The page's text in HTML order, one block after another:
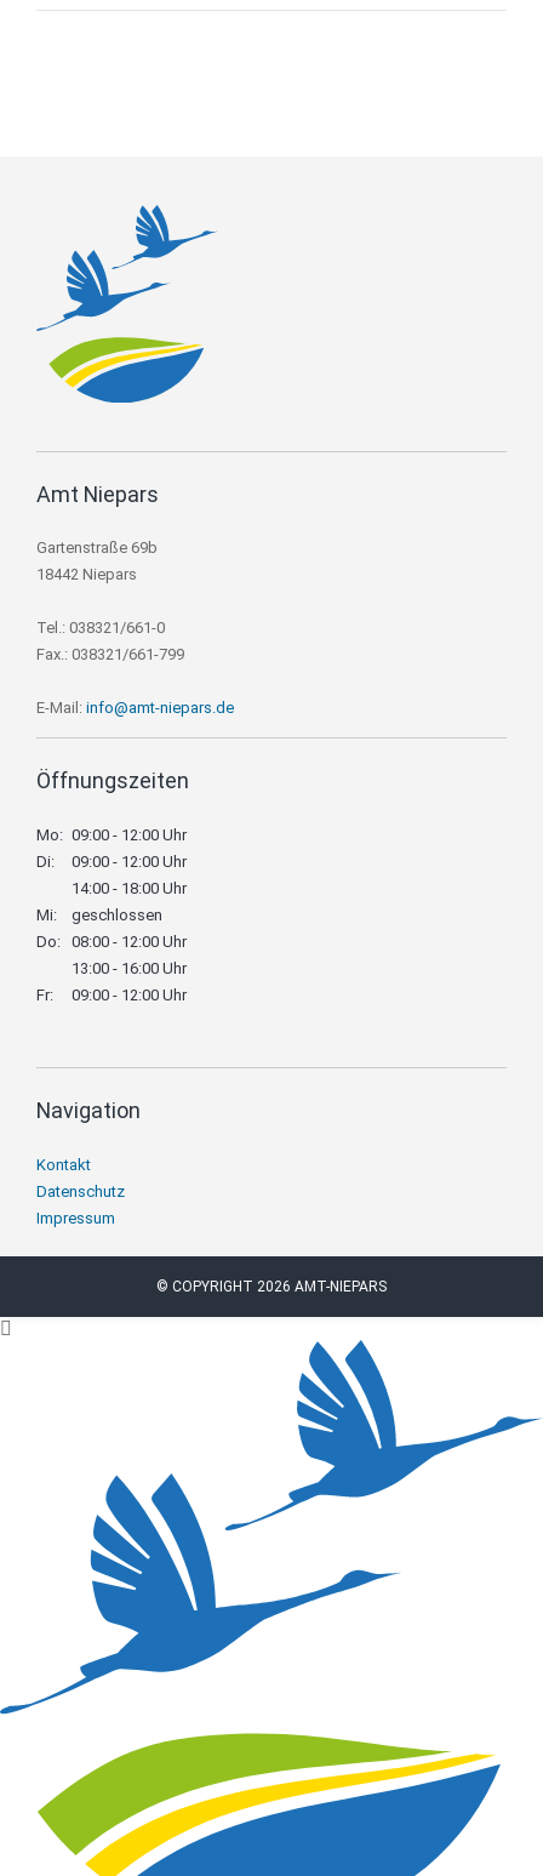
Amt Niepars
Gartenstraße 69b
18442 Niepars
Tel.: 038321/661-0
Fax.: 038321/661-799
E-Mail: info@amt-niepars.de
Öffnungszeiten
Mo: 09:00 - 12:00 Uhr
Di:
09:00 - 12:00 Uhr
14:00 - 18:00 Uhr
Mi:
geschlossen
Do: 08:00 - 12:00 Uhr
13:00 - 16:00 Uhr
Fr:
09:00 - 12:00 Uhr
Navigation
Navigation
überspringen
Kontakt
Datenschutz
Impressum
© COPYRIGHT 2026 AMT-NIEPARS